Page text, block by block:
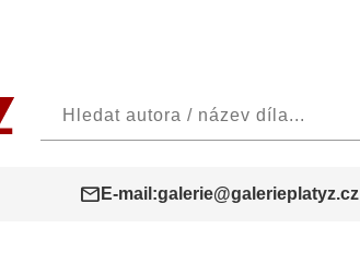
mail E-mail:galerie@galerieplatyz.cz